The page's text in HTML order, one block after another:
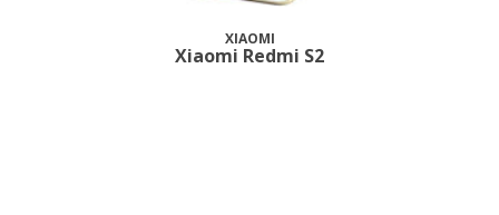
XIAOMI
Xiaomi Redmi S2